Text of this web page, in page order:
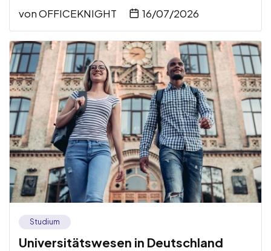
vonOFFICEKNIGHT 16/07/2026
Studium
Universitätswesen in Deutschland